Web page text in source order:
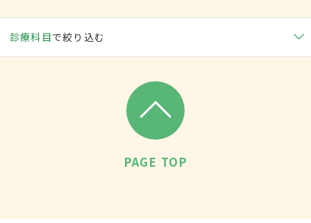
診療科目で絞り込む
PAGE TOP